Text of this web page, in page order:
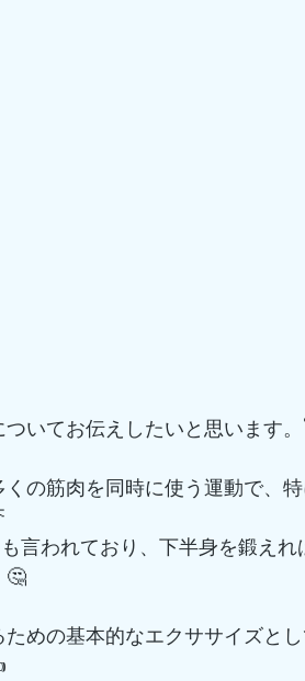
いてお伝えしたいと思います
の筋肉を同時に使う運動で、
言われており、下半身を鍛え
🤔
めの基本的なエクササイズと